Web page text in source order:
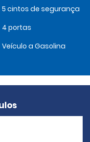
5 cintos de segurança
4 portas
Veículo a Gasolina